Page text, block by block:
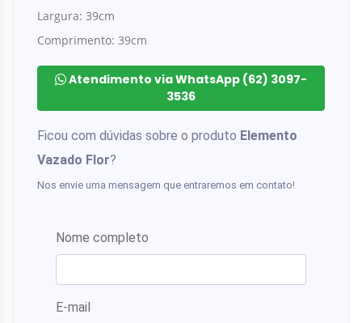
Largura: 39cm
Comprimento: 39cm
Atendimento via WhatsApp (62) 3097-
3536
Ficou com dúvidas sobre o produto Elemento
Vazado Flor?
Nos envie uma mensagem que entraremos em contato!
Nome completo
E-mail